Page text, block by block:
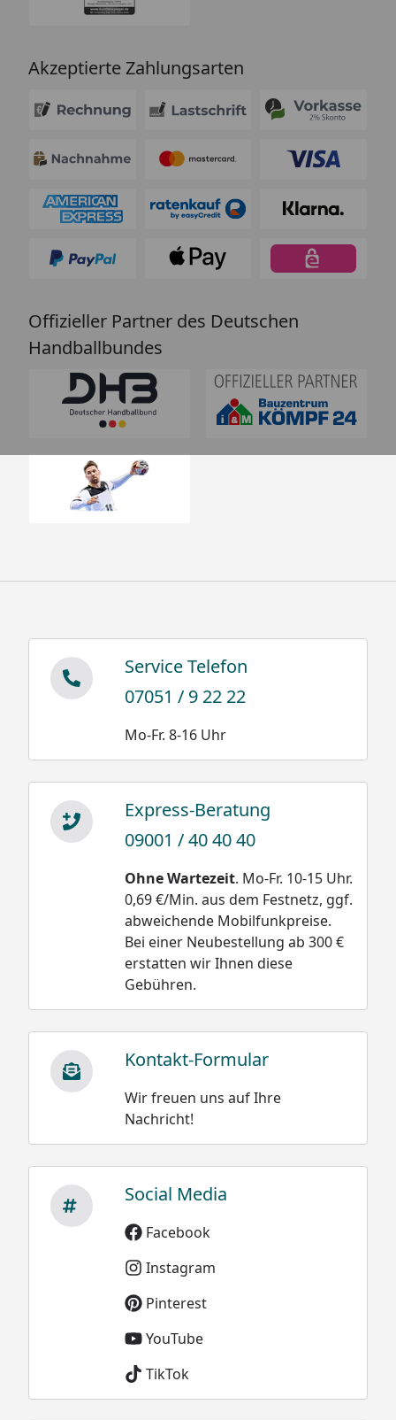
Akzeptierte Zahlungsarten
Offizieller Partner des Deutschen
Handballbundes
Service Telefon
07051 / 9 22 22
Mo-Fr. 8-16 Uhr
Express-Beratung
09001 / 40 40 40
Ohne Wartezeit. Mo-Fr. 10-15 Uhr.
0,69 €/Min. aus dem Festnetz, ggf.
abweichende Mobilfunkpreise.
Bei einer Neubestellung ab 300 €
erstatten wir Ihnen diese
Gebühren.
Kontakt-Formular
Wir freuen uns auf Ihre
Nachricht!
Social Media
Facebook
Instagram
Pinterest
YouTube
TikTok